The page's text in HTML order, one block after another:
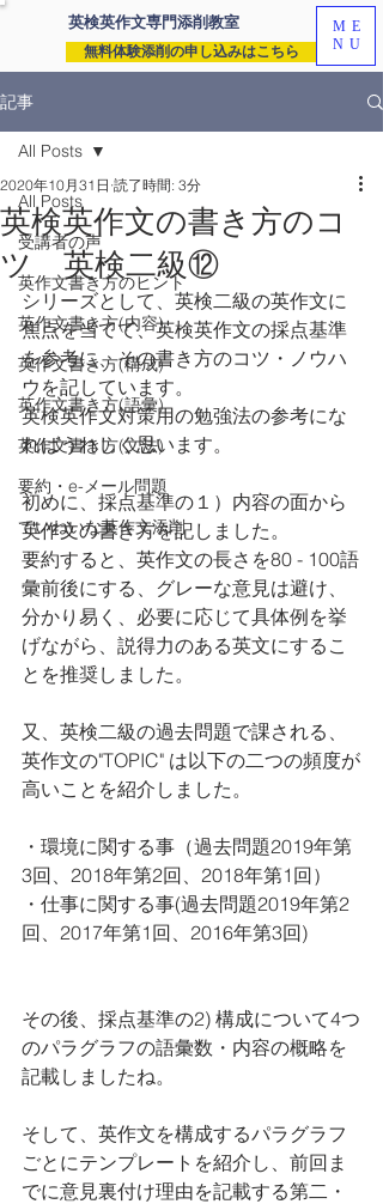
英検英作文専門添削教室
無料体験添削の申し込みはこちら
ME
NU
記事
All Posts
受講者の声
英作文書き方のヒント
英作文書き方(内容)
英作文書き方(構成)
英作文書き方(語彙)
英作文書き方(文法)
要約・e-メール問題
ていねいな英作文添削
All Posts
英検英作文の書き方のコ
ツ 英検二級⑫
2020年10月31日 読了時間: 3分
シリーズとして、英検二級の英作文に
焦点を当てて、英検英作文の採点基準
を参考に、その書き方のコツ・ノウハ
ウを記しています。
英検英作文対策用の勉強法の参考にな
ればうれしく思います。
初めに、採点基準の１）内容の面から
英作文の書き方を記しました。
要約すると、英作文の長さを80 - 100語
彙前後にする、グレーな意見は避け、
分かり易く、必要に応じて具体例を挙
げながら、説得力のある英文にするこ
とを推奨しました。
又、英検二級の過去問題で課される、
英作文の"TOPIC" は以下の二つの頻度が
高いことを紹介しました。
・環境に関する事（過去問題2019年第
3回、2018年第2回、2018年第1回）
・仕事に関する事(過去問題2019年第2
回、2017年第1回、2016年第3回)
その後、採点基準の2) 構成について4つ
のパラグラフの語彙数・内容の概略を
記載しましたね。
そして、英作文を構成するパラグラフ
ごとにテンプレートを紹介し、前回ま
でに意見裏付け理由を記載する第二・